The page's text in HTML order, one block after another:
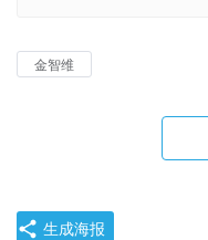
金智维
生成海报